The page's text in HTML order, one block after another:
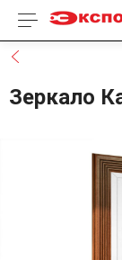
Зеркало